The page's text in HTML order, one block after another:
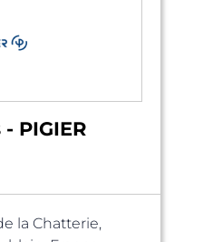
PIGIER
la Chatterie,